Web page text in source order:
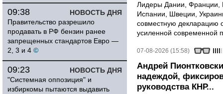
НОВОСТЬ ДНЯ
09:38
Правительство разрешило
продавать в РФ бензин ранее
запрещенных стандартов Евро —
2, 3 и 4 ©
НОВОСТЬ ДНЯ
09:23
"Системная оппозиция" и
избиркомы пытаются выдавить
Лидеры Дании, Франции,
Испании, Швеции,
совместную декларацию
усиленной современной
07-08-2026 (15:58)
Андрей
надеждой,
руководства КНР...